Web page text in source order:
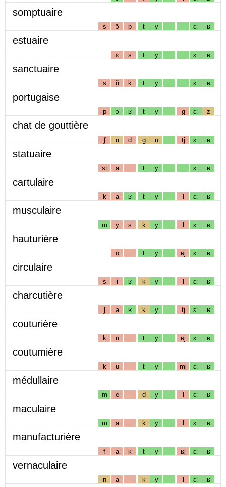
somptuaire
s ɔ̃ p t y ɛː ʁ
estuaire
ɛ s t y ɛː ʁ
sanctuaire
s ɑ̃ k t y ɛː ʁ
portugaise
p ɔ ʁ t y g ɛː z
chat de gouttière
ʃ ɑ d g u tj ɛː ʁ
statuaire
st a t y ɛː ʁ
cartulaire
k a ʁ t y l ɛː ʁ
musculaire
m y s k y l ɛː ʁ
hauturière
o t y ʁj ɛː ʁ
circulaire
s i ʁ k y l ɛː ʁ
charcutière
ʃ a ʁ k y tj ɛː ʁ
couturière
k u t y ʁj ɛː ʁ
coutumière
k u t y mj ɛː ʁ
médullaire
m e d y l ɛː ʁ
maculaire
m a k y l ɛː ʁ
manufacturière
f a k t y ʁj ɛː ʁ
vernaculaire
n a k y l ɛː ʁ